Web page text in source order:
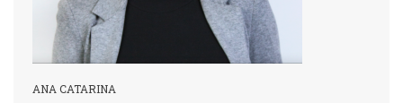
ANA CATARINA